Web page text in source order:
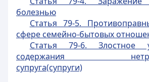
болезнью
Статья 79-5.
сфере семейно-бытовых
Статья 79-6. Злостное
содержания
супруга(супруги)